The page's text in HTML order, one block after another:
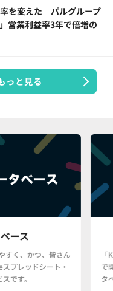
を変えた パルグループ
営業利益率3年で倍増の
っと見る
ース
すく、かつ、皆さん
プレッドシート・
です。
で
タ